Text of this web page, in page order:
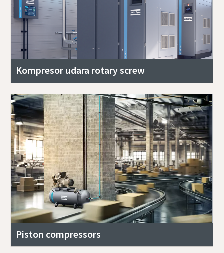
Kompresor udara rotary screw
Piston compressors